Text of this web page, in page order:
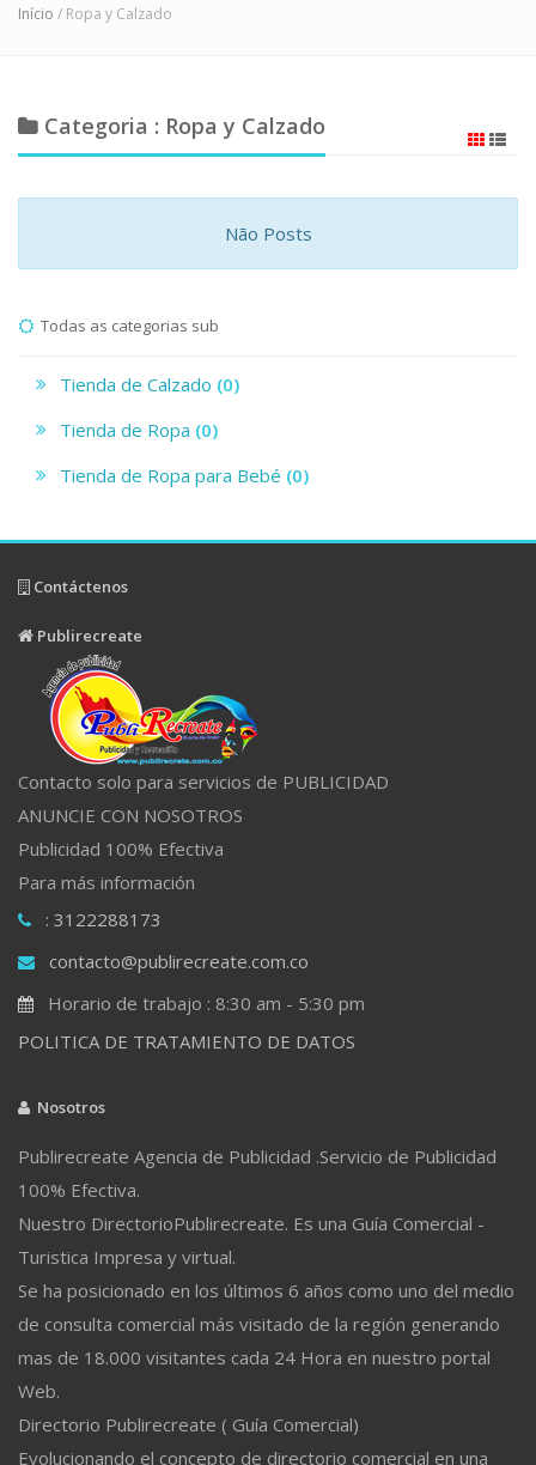
Início / Ropa y Calzado
Categoria : Ropa y Calzado
Não Posts
Todas as categorias sub
Tienda de Calzado
(0)
Tienda de Ropa
(0)
Tienda de Ropa para Bebé
(0)
Contáctenos
Publirecreate
Contacto solo para servicios de PUBLICIDAD
ANUNCIE CON NOSOTROS
Publicidad 100% Efectiva
Para más información
: 3122288173
contacto@publirecreate.com.co
Horario de trabajo : 8:30 am - 5:30 pm
POLITICA DE TRATAMIENTO DE DATOS
Nosotros
Publirecreate Agencia de Publicidad .Servicio de Publicidad
100% Efectiva.
Nuestro DirectorioPublirecreate. Es una Guía Comercial -
Turistica Impresa y virtual.
Se ha posicionado en los últimos 6 años como uno del medio
de consulta comercial más visitado de la región generando
mas de 18.000 visitantes cada 24 Hora en nuestro portal
Web.
Directorio Publirecreate ( Guía Comercial)
Evolucionando el concepto de directorio comercial en una